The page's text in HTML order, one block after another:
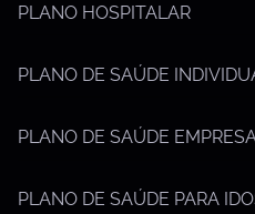
PLANO HOSPITALAR
PLANO DE SAÚDE
PLANO DE SAÚDE
PLANO DE SAÚDE PARA